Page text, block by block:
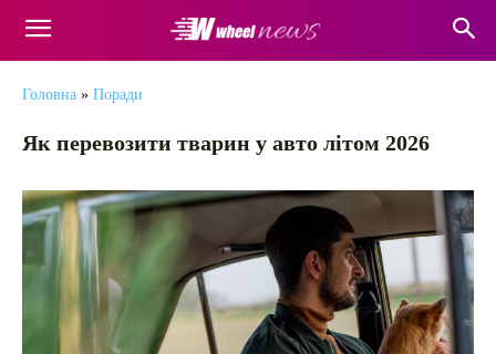
Головна » Поради
Як перевозити тварин у авто літом 2026